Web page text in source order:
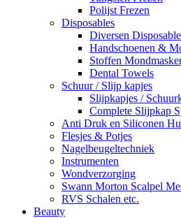
Polijst Frezen
Disposables
Diversen
Handschoenen &
Stoffen
Dental Towels
Schuur / Slijp kapjes
Slijpkapjes /
Complete Slijpkap
Anti Druk en Siliconen
Flesjes & Potjes
Nagelbeugeltechniek
Instrumenten
Wondverzorging
Swann Morton Scalpel
RVS Schalen etc.
Beauty